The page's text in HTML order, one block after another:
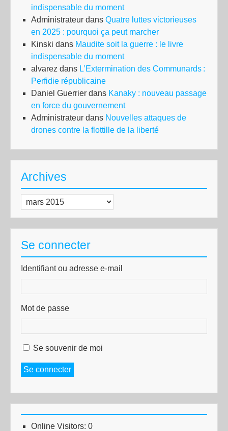
indispensable du moment
Administrateur dans Quatre luttes victorieuses
en 2025 : pourquoi ça peut marcher
Kinski dans Maudite soit la guerre : le livre
indispensable du moment
alvarez dans L’Extermination des Communards :
Perfidie républicaine
Daniel Guerrier dans Kanaky : nouveau passage
en force du gouvernement
Administrateur dans Nouvelles attaques de
drones contre la flottille de la liberté
Archives
Archives
Se connecter
Identifiant ou adresse e-mail
Mot de passe
Se souvenir de moi
Se connecter
Online Visitors: 0